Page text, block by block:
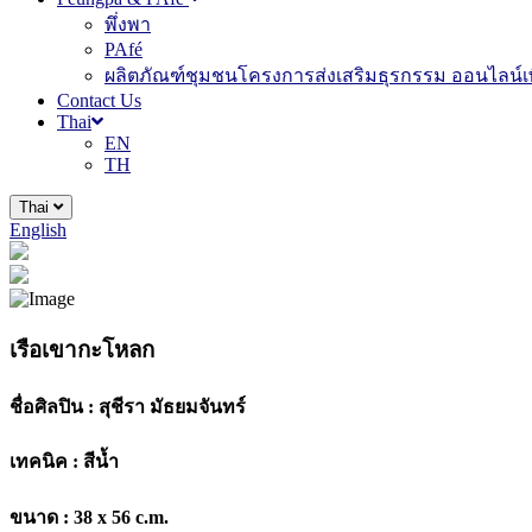
พึ่งพา
PAfé
ผลิตภัณฑ์ชุมชนโครงการส่งเสริมธุรกรรม ออนไลน์
Contact Us
Thai
EN
TH
Thai
English
เรือเขากะโหลก
ชื่อศิลปิน : สุชีรา มัธยมจันทร์
เทคนิค : สีน้ำ
ขนาด : 38 x 56 c.m.